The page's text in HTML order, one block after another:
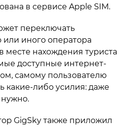
в сервисе Apple SIM.
переключать
или иного оператора
месте нахождения туриста
доступные интернет-
самому пользователю
какие-либо усилия: даже
GigSky также приложил